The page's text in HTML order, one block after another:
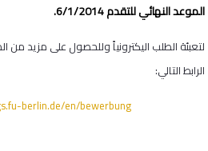
الموعد النهائي للتقدم 6/1/2014.
لتعبئة الطلب اليكترونياً وللحصول على مزيد من
الرابط التالي:
berlin.de/en/bewerbung